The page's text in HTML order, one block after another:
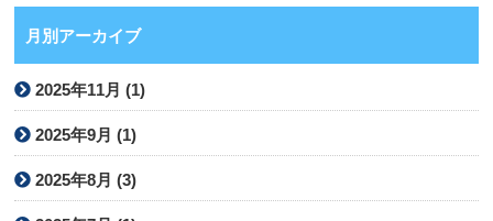
月別アーカイブ
2025年11月 (1)
2025年9月 (1)
2025年8月 (3)